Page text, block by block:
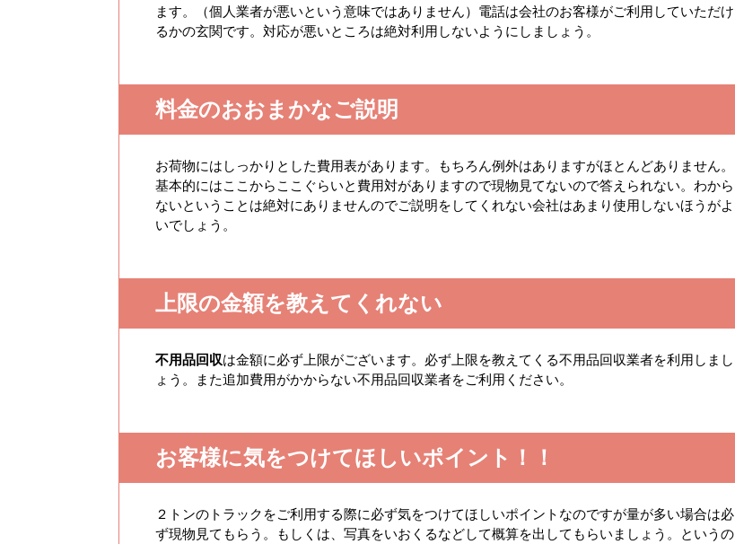
ます。（個人業者が悪いという意味ではありません）電話は会社のお客様がご利用していただけ
るかの玄関です。対応が悪いところは絶対利用しないようにしましょう。
料金のおおまかなご説明
お荷物にはしっかりとした費用表があります。もちろん例外はありますがほとんどありません。
基本的にはここからここぐらいと費用対がありますので現物見てないので答えられない。わから
ないということは絶対にありませんのでご説明をしてくれない会社はあまり使用しないほうがよ
いでしょう。
上限の金額を教えてくれない
不用品回収は金額に必ず上限がございます。必ず上限を教えてくる不用品回収業者を利用しまし
ょう。また追加費用がかからない不用品回収業者をご利用ください。
お客様に気をつけてほしいポイント！！
２トンのトラックをご利用する際に必ず気をつけてほしいポイントなのですが量が多い場合は必
ず現物見てもらう。もしくは、写真をいおくるなどして概算を出してもらいましょう。というの